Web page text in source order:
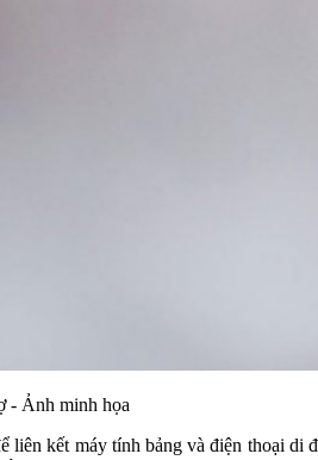
- Ảnh minh họa
liên kết máy tính bảng và điện thoại